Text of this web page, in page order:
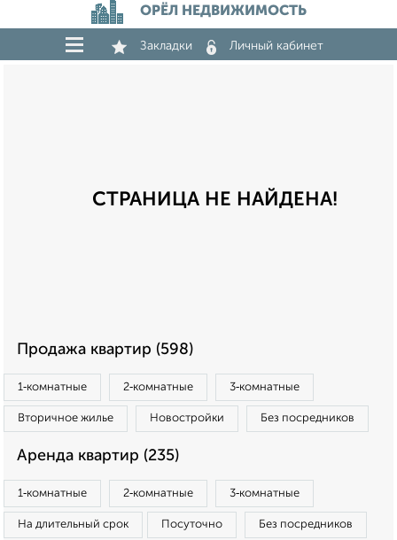
ОРЁЛ НЕДВИЖИМОСТЬ
Закладки Личный кабинет
СТРАНИЦА НЕ НАЙДЕНА!
Продажа квартир (598)
1‑комнатные 2‑комнатные 3‑комнатные
Вторичное жилье Новостройки Без посредников
Аренда квартир (235)
1‑комнатные 2‑комнатные 3‑комнатные
На длительный срок Посуточно Без посредников